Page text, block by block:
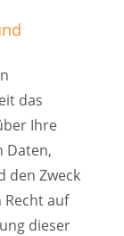
das
Ihre
Daten,
den Zweck
auf
dieser